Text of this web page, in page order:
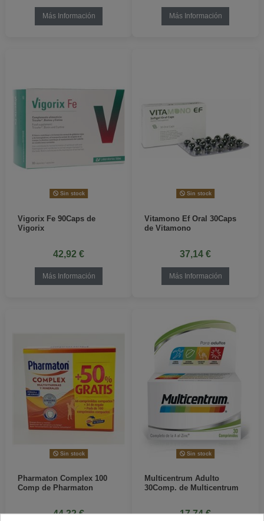
Más Información Más Información
Sin stock
Vigorix Fe 90Caps de
Vigorix
42,92 €
Más Información
Sin stock
Vitamono Ef Oral 30Caps
de Vitamono
37,14 €
Más Información
Sin stock
Pharmaton Complex 100
Comp de Pharmaton
44,32 €
Sin stock
Multicentrum Adulto
30Comp. de Multicentrum
17,74 €